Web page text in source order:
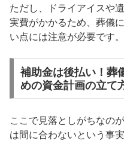
ただし、ドライアイスや
実費がかかるため、葬儀
い点には注意が必要です。
補助金は後払い！葬
めの資金計画の立て
ここで見落としがちなの
は間に合わないという事実